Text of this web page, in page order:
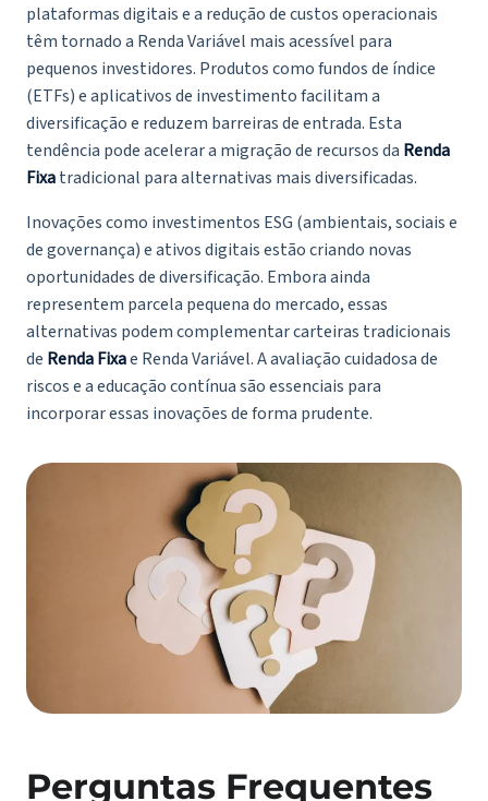
plataformas digitais e a redução de custos operacionais
têm tornado a Renda Variável mais acessível para
pequenos investidores. Produtos como fundos de índice
(ETFs) e aplicativos de investimento facilitam a
diversificação e reduzem barreiras de entrada. Esta
tendência pode acelerar a migração de recursos da Renda
Fixatradicional para alternativas mais diversificadas.
Inovações como investimentos ESG (ambientais, sociais e
de governança) e ativos digitais estão criando novas
oportunidades de diversificação. Embora ainda
representem parcela pequena do mercado, essas
alternativas podem complementar carteiras tradicionais
de Renda Fixae Renda Variável. A avaliação cuidadosa de
riscos e a educação contínua são essenciais para
incorporar essas inovações de forma prudente.
Perguntas Frequentes